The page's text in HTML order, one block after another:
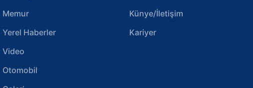
Memur
Yerel Haberler
Video
Otomobil
Künye/İletişim
Kariyer